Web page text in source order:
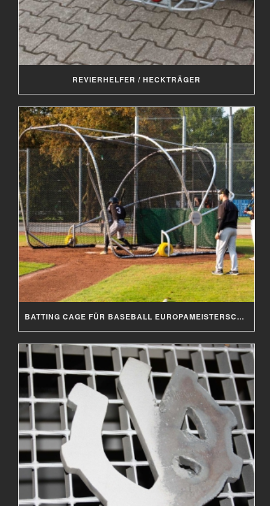
REVIERHELFER / HECKTRÄGER
BATTING CAGE FÜR BASEBALL EUROPAMEISTERSCHAFT 2019